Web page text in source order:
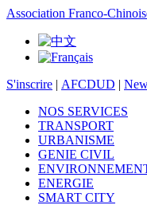
Association Franco-
S'inscrire | AFCDUD |
NOS SERVICES
TRANSPORT
URBANISME
GENIE CIVIL
ENERGIE
SMART CITY